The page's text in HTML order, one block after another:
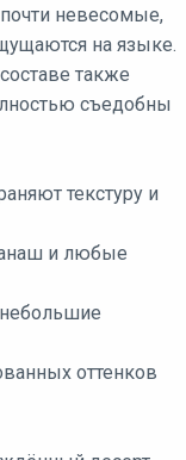
невесомые,
на языке.
также
съедобны
текстуру и
и любые
оттенков